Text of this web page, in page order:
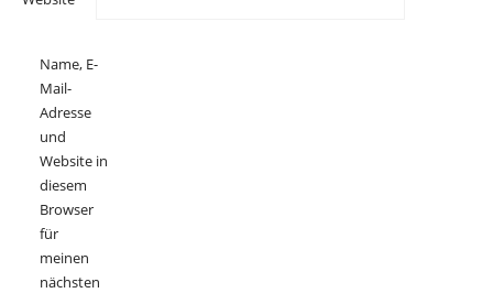
Name, E-
Mail-
Adresse
und
Website in
diesem
Browser
für
meinen
nächsten